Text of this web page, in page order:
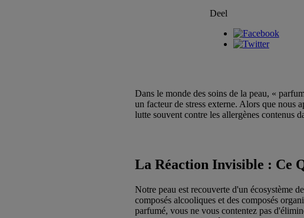
Deel
Dans le monde des soins de la peau, «
un facteur de stress externe. Alors que nous
lutte souvent contre les allergènes contenus
La Réaction Invisible : Ce
Notre peau est recouverte d'un écosystème
composés alcooliques et des composés
parfumé, vous ne vous contentez pas